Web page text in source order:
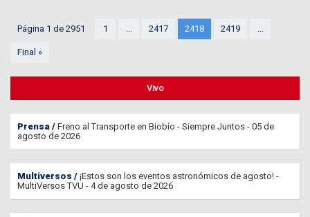
Página 1 de 2951 1 ... 2417 2418 2419 ...
Final »
Vivo
Prensa
Freno al Transporte en Biobío - Siempre Juntos - 05 de
agosto de 2026
Multiversos
¡Estos son los eventos astronómicos de agosto! -
MultiVersos TVU - 4 de agosto de 2026